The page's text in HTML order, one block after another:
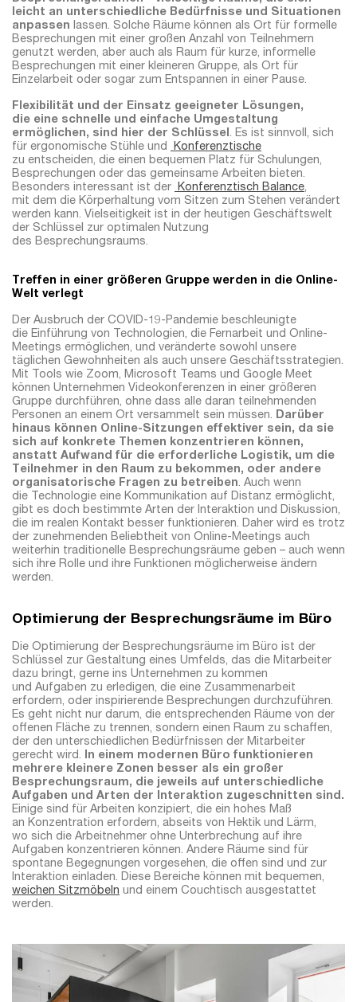
leicht an unterschiedliche Bedürfnisse und Situationen
anpassen lassen. Solche Räume können als Ort für formelle
Besprechungen mit einer großen Anzahl von Teilnehmern
genutzt werden, aber auch als Raum für kurze, informelle
Besprechungen mit einer kleineren Gruppe, als Ort für
Einzelarbeit oder sogar zum Entspannen in einer Pause.
Flexibilität und der Einsatz geeigneter Lösungen,
die eine schnelle und einfache Umgestaltung
ermöglichen, sind hier der Schlüssel. Es ist sinnvoll, sich
für ergonomische Stühle und
Konferenztische
zu entscheiden, die einen bequemen Platz für Schulungen,
Besprechungen oder das gemeinsame Arbeiten bieten.
Besonders interessant ist der Konferenztisch Balance,
mit dem die Körperhaltung vom Sitzen zum Stehen verändert
werden kann. Vielseitigkeit ist in der heutigen Geschäftswelt
der Schlüssel zur optimalen Nutzung
des Besprechungsraums.
Treffen in einer größeren Gruppe werden in die Online-
Welt verlegt
Der Ausbruch der COVID-19-Pandemie beschleunigte
die Einführung von Technologien, die Fernarbeit und Online-
Meetings ermöglichen, und veränderte sowohl unsere
täglichen Gewohnheiten als auch unsere Geschäftsstrategien.
Mit Tools wie Zoom, Microsoft Teams und Google Meet
können Unternehmen Videokonferenzen in einer größeren
Gruppe durchführen, ohne dass alle daran teilnehmenden
Personen an einem Ort versammelt sein müssen. Darüber
hinaus können Online-Sitzungen effektiver sein, da sie
sich auf konkrete Themen konzentrieren können,
anstatt Aufwand für die erforderliche Logistik, um die
Teilnehmer in den Raum zu bekommen, oder andere
organisatorische Fragen zu betreiben. Auch wenn
die Technologie eine Kommunikation auf Distanz ermöglicht,
gibt es doch bestimmte Arten der Interaktion und Diskussion,
die im realen Kontakt besser funktionieren. Daher wird es trotz
der zunehmenden Beliebtheit von Online-Meetings auch
weiterhin traditionelle Besprechungsräume geben – auch wenn
sich ihre Rolle und ihre Funktionen möglicherweise ändern
werden.
Optimierung der Besprechungsräume im Büro
Die Optimierung der Besprechungsräume im Büro ist der
Schlüssel zur Gestaltung eines Umfelds, das die Mitarbeiter
dazu bringt, gerne ins Unternehmen zu kommen
und Aufgaben zu erledigen, die eine Zusammenarbeit
erfordern, oder inspirierende Besprechungen durchzuführen.
Es geht nicht nur darum, die entsprechenden Räume von der
offenen Fläche zu trennen, sondern einen Raum zu schaffen,
der den unterschiedlichen Bedürfnissen der Mitarbeiter
gerecht wird. In einem modernen Büro funktionieren
mehrere kleinere Zonen besser als ein großer
Besprechungsraum, die jeweils auf unterschiedliche
Aufgaben und Arten der Interaktion zugeschnitten sind.
Einige sind für Arbeiten konzipiert, die ein hohes Maß
an Konzentration erfordern, abseits von Hektik und Lärm,
wo sich die Arbeitnehmer ohne Unterbrechung auf ihre
Aufgaben konzentrieren können. Andere Räume sind für
spontane Begegnungen vorgesehen, die offen sind und zur
Interaktion einladen. Diese Bereiche können mit bequemen,
weichen Sitzmöbeln und einem Couchtisch ausgestattet
werden.